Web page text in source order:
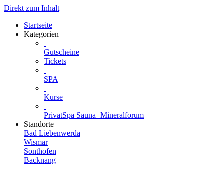
Direkt zum Inhalt
Startseite
Kategorien
Gutscheine
Tickets
SPA
Kurse
PrivatSpa Sauna+Mineralforum
Standorte
Bad Liebenwerda
Wismar
Sonthofen
Backnang